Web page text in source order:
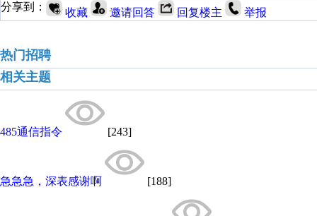
分享到： 收藏 邀请回答 回复楼主 举报
热门招聘
相关主题
485通信指令 [243]
急急急，深表感谢啊 [188]